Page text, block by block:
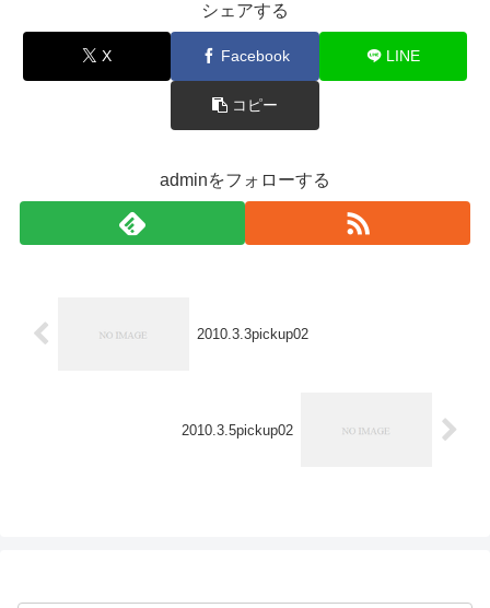
シェアする
X Facebook LINE
コピー
adminをフォローする
2010.3.3pickup02
2010.3.5pickup02